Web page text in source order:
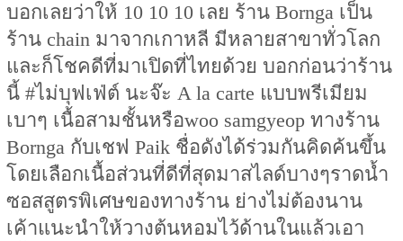
บอกเลยว่าให้ 10 10 10 เลย ร้าน Bornga เป็น
ร้าน chain มาจากเกาหลี มีหลายสาขาทั่วโลก
และก็โชคดีที่มาเปิดที่ไทยด้วย บอกก่อนว่าร้าน
นี้ #ไม่บุฟเฟ่ต์ นะจ๊ะ A la carte แบบพรีเมียม
เบาๆ เนื้อสามชั้นหรือwoo samgyeop ทางร้าน
Bornga กับเชฟ Paik ชื่อดังได้ร่วมกันคิดค้นขึ้น
โดยเลือกเนื้อส่วนที่ดีที่สุดมาสไลด์บางๆราดน้ำ
ซอสสูตรพิเศษของทางร้าน ย่างไม่ต้องนาน
เค้าแนะนำให้วางต้นหอมไว้ด้านในแล้วเอา